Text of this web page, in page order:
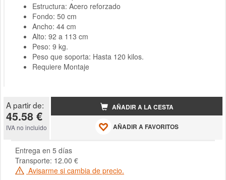
Estructura: Acero reforzado
Fondo: 50 cm
Ancho: 44 cm
Alto: 92 a 113 cm
Peso: 9 kg.
Peso que soporta: Hasta 120 kilos.
Requiere Montaje
A partir de:
45.58 €
IVA no incluido
AÑADIR A LA CESTA
AÑADIR A FAVORITOS
Entrega en 5 días
Transporte: 12.00 €
Avisarme si cambia de precio.